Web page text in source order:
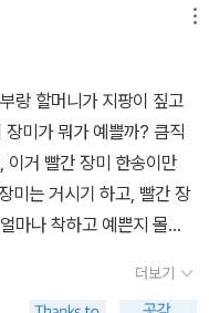
간했고, 이 기념비적인 책은
칙’, ‘운동의 법칙(가속
력, 천체의 운동에 대한
학의 선구자로서, 수학에
학의 체계를 확립한 것이
회 회장으로 추천되고, 1
로 살아간 그는 1727년 3
초로 웨스트민스터사원에
상현은 글을 재미있고 쉽
>에서 일부분이라도 기
이다’에서 어떤 학문이든
발명도 앞서 누군가 짧
고 배워 발전시킨 거다. 서
須胡亂行 今日我行跡
연구하는 수학분야'다.
랑 할머니가 지팡이 짚고
미가 뭐가 예쁠까? 큼직
이거 빨간 장미 한송이만
미는 거시기 하고, 빨간 장
마나 착하고 예쁜지 몰
마나 크고 힘이 센지, 맞
더보기